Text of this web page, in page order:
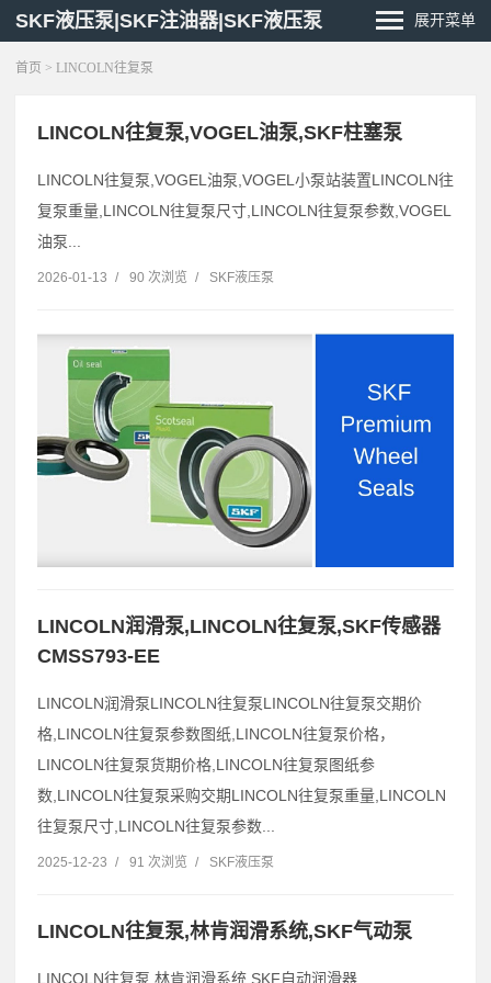
SKF液压泵|SKF注油器|SKF液压泵 展开菜单
首页 > LINCOLN往复泵
LINCOLN往复泵,VOGEL油泵,SKF柱塞泵
LINCOLN往复泵,VOGEL油泵,VOGEL小泵站装置LINCOLN往
复泵重量,LINCOLN往复泵尺寸,LINCOLN往复泵参数,VOGEL
油泵...
2026-01-13 / 90 次浏览 / SKF液压泵
LINCOLN润滑泵,LINCOLN往复泵,SKF传感器
CMSS793-EE
LINCOLN润滑泵LINCOLN往复泵LINCOLN往复泵交期价
格,LINCOLN往复泵参数图纸,LINCOLN往复泵价格，
LINCOLN往复泵货期价格,LINCOLN往复泵图纸参
数,LINCOLN往复泵采购交期LINCOLN往复泵重量,LINCOLN
往复泵尺寸,LINCOLN往复泵参数...
2025-12-23 / 91 次浏览 / SKF液压泵
LINCOLN往复泵,林肯润滑系统,SKF气动泵
LINCOLN往复泵,林肯润滑系统,SKF自动润滑器